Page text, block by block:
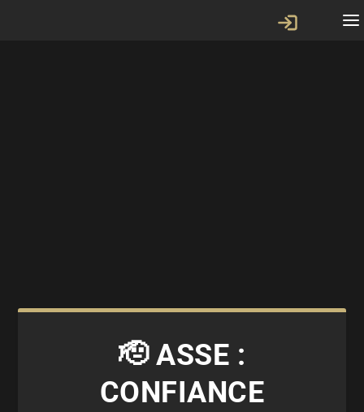
🫡 ASSE :
CONFIANCE